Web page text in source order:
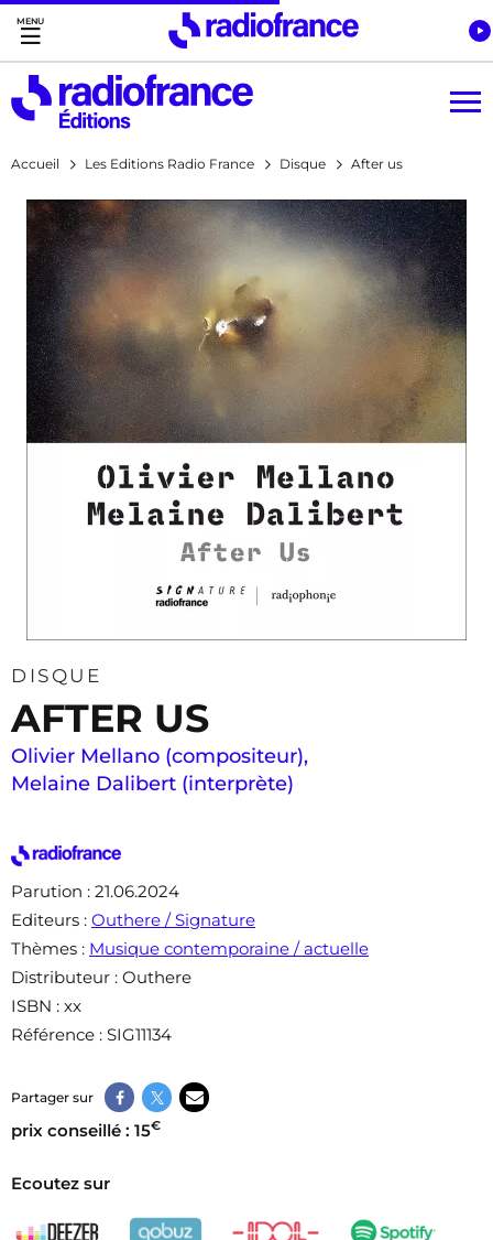
Accès direct :
Menu principal
Contenu
Accueil Les Editions Radio France Disque After us
DISQUE
AFTER US
Olivier Mellano (compositeur),
Melaine Dalibert​ (interprète)
Parution : 21.06.2024
Editeurs : Outhere / Signature
Thèmes : Musique contemporaine / actuelle
Distributeur : Outhere
ISBN : xx
Référence : SIG11134​
Partager sur
prix conseillé : 15€
Ecoutez sur